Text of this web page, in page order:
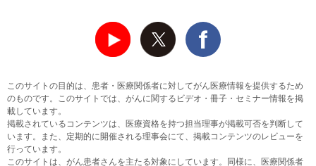
このサイトの目的は、患者・医療関係者に対してがん医療情報を提供するため
のものです。このサイトでは、がんに関するビデオ・冊子・セミナー情報を掲
載しています。
掲載されているコンテンツは、医療資格を持つ担当理事が掲載可否を判断して
います。また、定期的に開催される理事会にて、掲載コンテンツのレビューを
行っています。
このサイトは、がん患者さんを主たる対象にしています。同様に、医療関係者